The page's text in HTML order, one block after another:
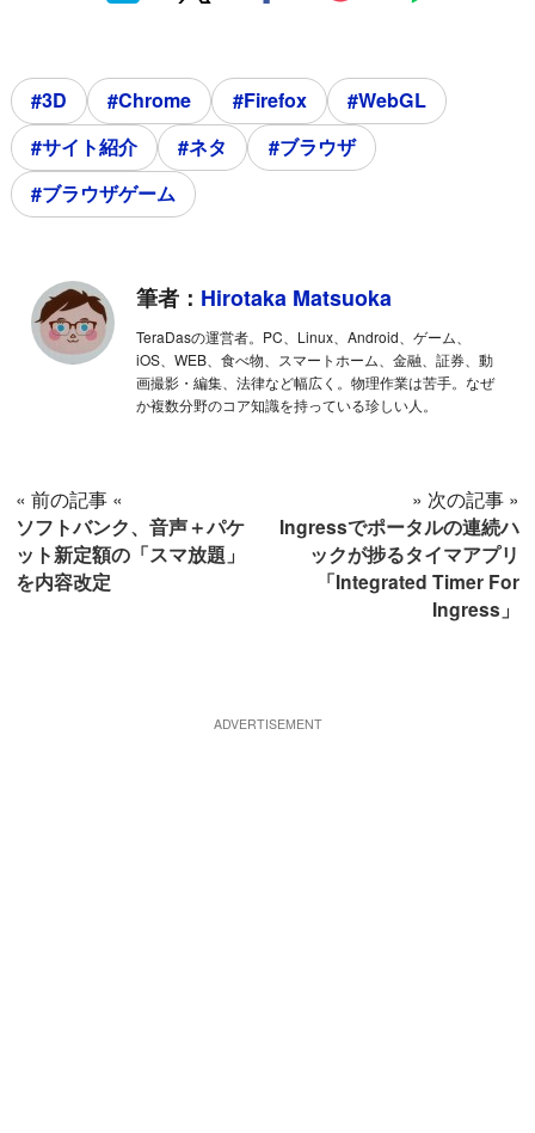
#3D #Chrome #Firefox
#WebGL
#サイト紹介
#ネタ
#ブラウザ
#ブラウザゲーム
筆者： Hirotaka Matsuoka
TeraDasの運営者。PC、Linux、Android、ゲーム、
iOS、WEB、食べ物、スマートホーム、金融、証券、動
画撮影・編集、法律など幅広く。物理作業は苦手。なぜ
か複数分野のコア知識を持っている珍しい人。
« 前の記事 «
ソフトバンク、音声＋パケ
ット新定額の「スマ放題」
を内容改定
» 次の記事 »
Ingressでポータルの連続ハ
ックが捗るタイマアプリ
「Integrated Timer For
Ingress」